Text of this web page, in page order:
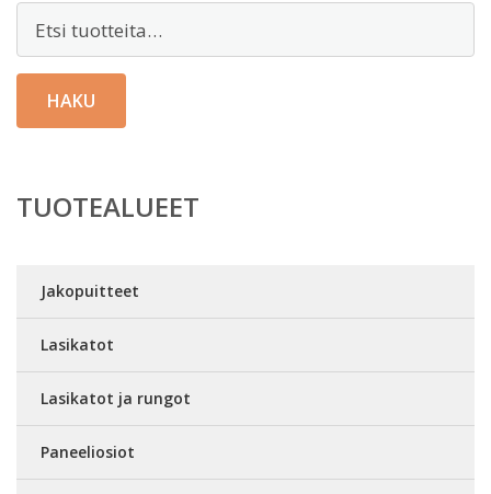
HAKU
TUOTEALUEET
Jakopuitteet
Lasikatot
Lasikatot ja rungot
Paneeliosiot